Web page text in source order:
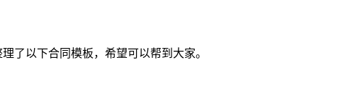
了以下合同模板，希望可以帮到大家。